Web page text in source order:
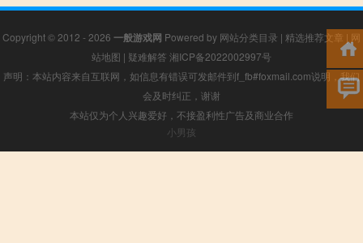
Copyright © 2012 - 2026 一般游戏网 Powered by 网站分类目录 | 精选推荐文章 | 网
站地图 | 疑难解答 湘ICP备2022002997号
声明：本站内容来自互联网，如信息有错误可发邮件到f_fb#foxmail.com说明，我们
会及时纠正，谢谢
本站仅为个人兴趣爱好，不接盈利性广告及商业合作
小男孩